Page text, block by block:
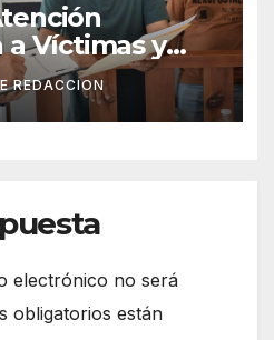
a Víctimas y
Coalcomán
REDACCION
electrónico no será
obligatorios están